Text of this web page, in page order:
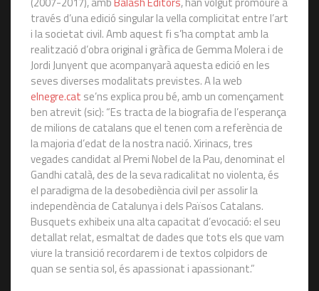
través d’una edició singular la vella complicitat entre l’art
i la societat civil. Amb aquest fi s’ha comptat amb la
realització d’obra original i gràfica de Gemma Molera i de
Jordi Junyent que acompanyarà aquesta edició en les
seves diverses modalitats previstes. A la web
elnegre.cat se’ns explica prou bé, amb un començament
ben atrevit (sic): “Es tracta de la biografia de l’esperança
de milions de catalans que el tenen com a referència de
la majoria d’edat de la nostra nació. Xirinacs, tres
vegades candidat al Premi Nobel de la Pau, denominat el
Gandhi català, des de la seva radicalitat no violenta, és
el paradigma de la desobediència civil per assolir la
independència de Catalunya i dels Països Catalans.
Busquets exhibeix una alta capacitat d’evocació: el seu
detallat relat, esmaltat de dades que tots els que vam
viure la transició recordarem i de textos colpidors de
quan se sentia sol, és apassionat i apassionant.”